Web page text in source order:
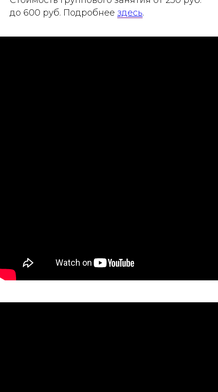
до 600 руб. Подробнее здесь.